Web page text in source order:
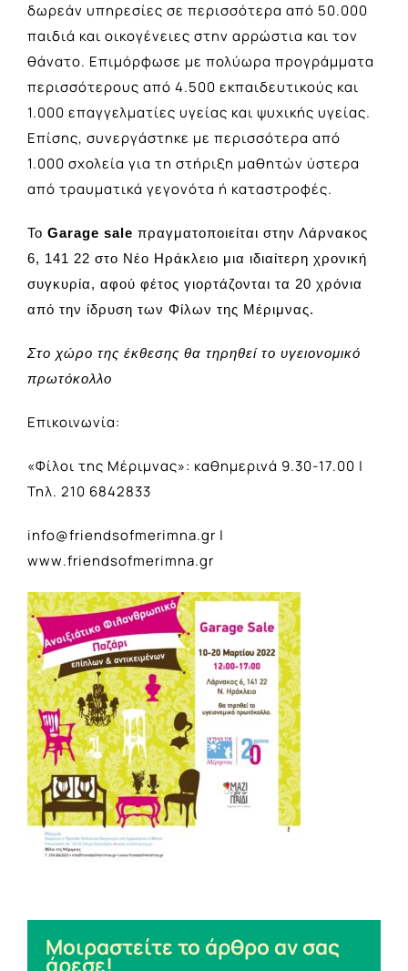
δωρεάν υπηρεσίες σε περισσότερα από 50.000
παιδιά και οικογένειες στην αρρώστια και τον
θάνατο. Eπιμόρφωσε με πολύωρα προγράμματα
περισσότερους από 4.500 εκπαιδευτικούς και
1.000 επαγγελματίες υγείας και ψυχικής υγείας.
Επίσης, συνεργάστηκε με περισσότερα από
1.000 σχολεία για τη στήριξη μαθητών ύστερα
από τραυματικά γεγονότα ή καταστροφές.
To Garage sale πραγματοποιείται στην Λάρνακος
6, 141 22 στο Νέο Ηράκλειο μια ιδιαίτερη χρονική
συγκυρία, αφού φέτος γιορτάζονται τα 20 χρόνια
από την ίδρυση των Φίλων της Μέριμνας.
Στο χώρο της έκθεσης θα τηρηθεί το υγειονομικό
πρωτόκολλο
Επικοινωνία:
«Φίλοι της Μέριμνας»: καθημερινά 9.30-17.00 |
Τηλ. 210 6842833
info@friendsofmerimna.gr |
www.friendsofmerimna.gr
Μοιραστείτε το άρθρο αν σας
άρεσε!